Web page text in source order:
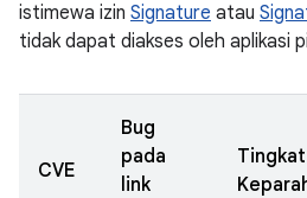
istimewa izin Signature atau
tidak dapat diakses oleh aplikasi
CVE
Bug
pada
link
Tingkat